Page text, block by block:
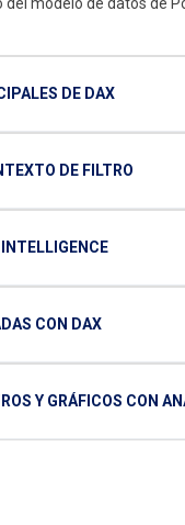
del modelo de datos de
DE DAX
DE FILTRO
CON DAX
Y GRÁFICOS CON